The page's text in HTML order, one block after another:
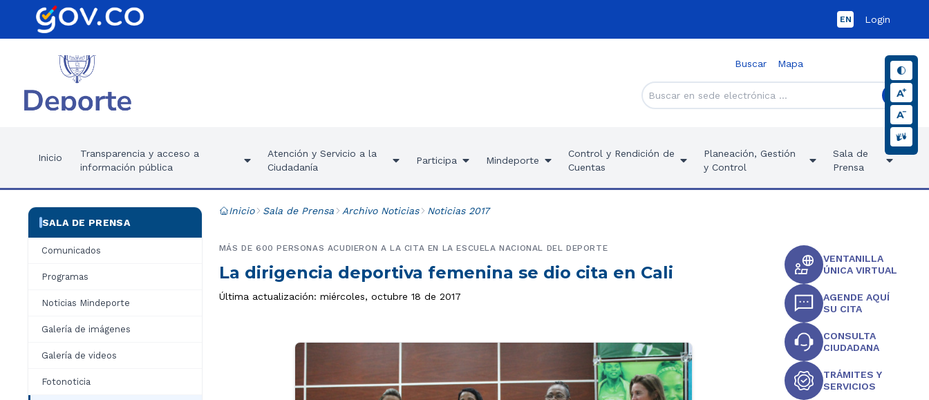
EN Login
Buscar Mapa
Inicio
Transparencia y acceso a
información pública
Atención y Servicio a la
Ciudadanía
Participa Mindeporte
Control y Rendición de
Cuentas
Planeación, Gestión
y Control
Sala de
Prensa
SALA DE PRENSA
Comunicados
Programas
Noticias Mindeporte
Galería de imágenes
Galería de videos
Fotonoticia
Inicio Sala de Prensa Archivo Noticias Noticias 2017
La dirigencia deportiva femenina se dio cita en Cali
MÁS DE 600 PERSONAS ACUDIERON A LA CITA EN LA ESCUELA NACIONAL DEL DEPORTE
Última actualización: miércoles, octubre 18 de 2017
VENTANILLA
ÚNICA VIRTUAL
AGENDE AQUÍ
SU CITA
CONSULTA
CIUDADANA
TRÁMITES Y
SERVICIOS